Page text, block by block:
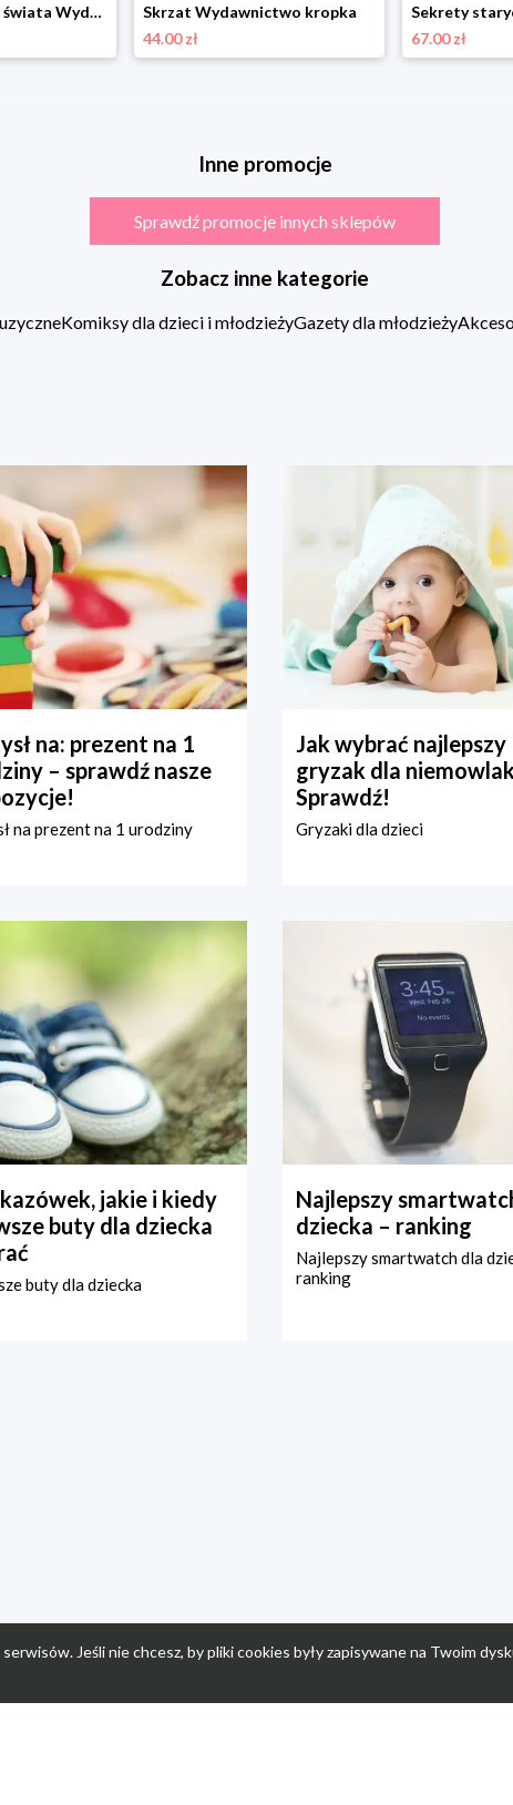
Najmniejszy słoń świata Wydawnictwo kropka
Skrzat Wydawnictwo kropka
44.00 zł
67.00 zł
Inne promocje
Sprawdź promocje innych sklepów
Zobacz inne kategorie
Komiksy dla dzieci i młodzieżyGazety dla młodzieży
na: prezent na 1
– sprawdź nasze
na prezent na 1 urodziny
Jak wybrać najlepszy
gryzak dla
Sprawdź!
Gryzaki dla dzieci
jakie i kiedy
buty dla dziecka
buty dla dziecka
Najlepszy
dziecka – ranking
Najlepszy smartwatch dla
ranking
Jeśli nie chcesz, by pliki cookies były zapisywane na Twoim